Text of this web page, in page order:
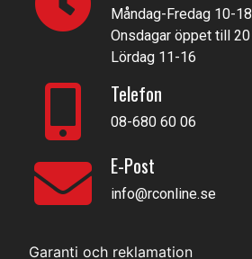
Måndag-Fredag 10-18
Onsdagar öppet till 20
Lördag 11-16
Telefon
08-680 60 06
E-Post
info@rconline.se
Garanti och reklamation